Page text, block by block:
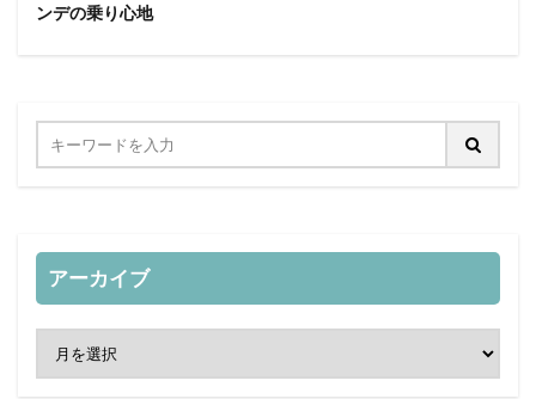
ンデの乗り心地
アーカイブ